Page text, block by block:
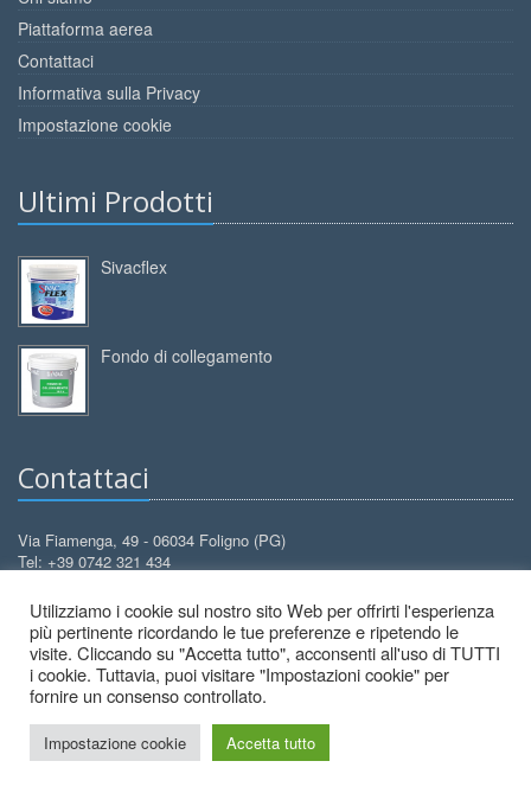
Piattaforma aerea
Contattaci
Informativa sulla Privacy
Impostazione cookie
Ultimi Prodotti
Sivacflex
Fondo di collegamento
Contattaci
Via Fiamenga, 49 - 06034 Foligno (PG)
Tel: +39 0742 321 434
Email:info@decorcolori.com
2026 © Decor Colori - All Rights Reserved.
Utilizziamo i cookie sul nostro sito Web per offrirti l'esperienza
più pertinente ricordando le tue preferenze e ripetendo le
visite. Cliccando su "Accetta tutto", acconsenti all'uso di TUTTI
i cookie. Tuttavia, puoi visitare "Impostazioni cookie" per
fornire un consenso controllato.
Impostazione cookie Accetta tutto